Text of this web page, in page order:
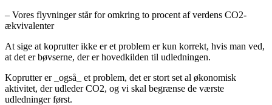
– Vores flyvninger står for omkring to procent af verdens CO2-
ækvivalenter
At sige at koprutter ikke er et problem er kun korrekt, hvis man ved,
at det er bøvserne, der er hovedkilden til udledningen.
Koprutter er _også_ et problem, det er stort set al økonomisk
aktivitet, der udleder CO2, og vi skal begrænse de værste
udledninger først.